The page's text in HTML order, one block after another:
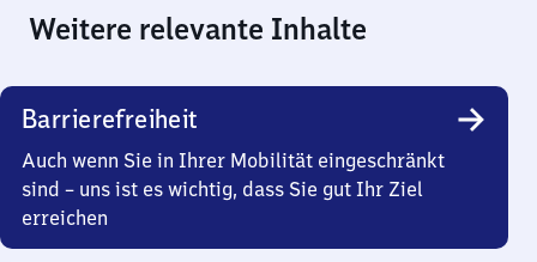
Weitere relevante Inhalte
Barrierefreiheit
Auch wenn Sie in Ihrer Mobilität eingeschränkt
sind – uns ist es wichtig, dass Sie gut Ihr Ziel
erreichen